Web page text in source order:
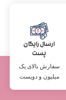
ارسال رایگان
پست
سفارش بالای یک
میلیون و دویست